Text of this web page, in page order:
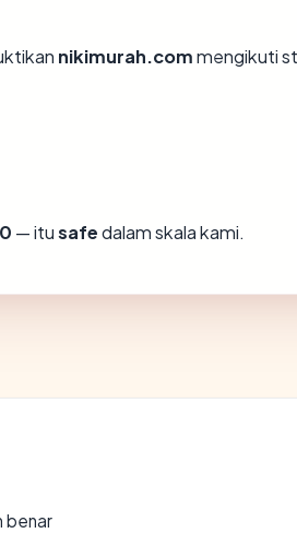
nikimurah.commengikuti
— itusafedalam skala kami.
benar